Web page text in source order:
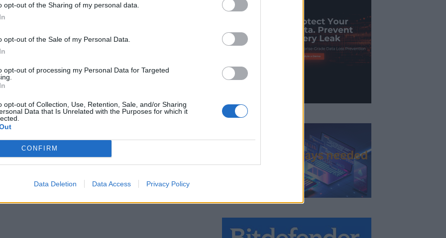
opt-out of the Sharing of my personal data.
opt-out of the Sale of my Personal Data.
opt-out of processing my Personal Data for Targeted
opt-out of Collection, Use, Retention, Sale, and/or Sharing
Data that Is Unrelated with the Purposes for which it
CONFIRM
Data Deletion Data Access Privacy Policy